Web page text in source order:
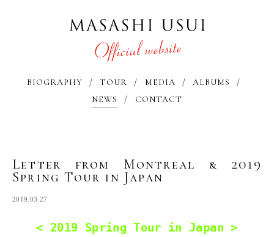
BIOGRAPHY TOUR MEDIA
ALBUMS
NEWS
CONTACT
Letter from Montreal & 2019
Spring Tour in Japan
2019.03.27
< 2019 Spring Tour in Japan >